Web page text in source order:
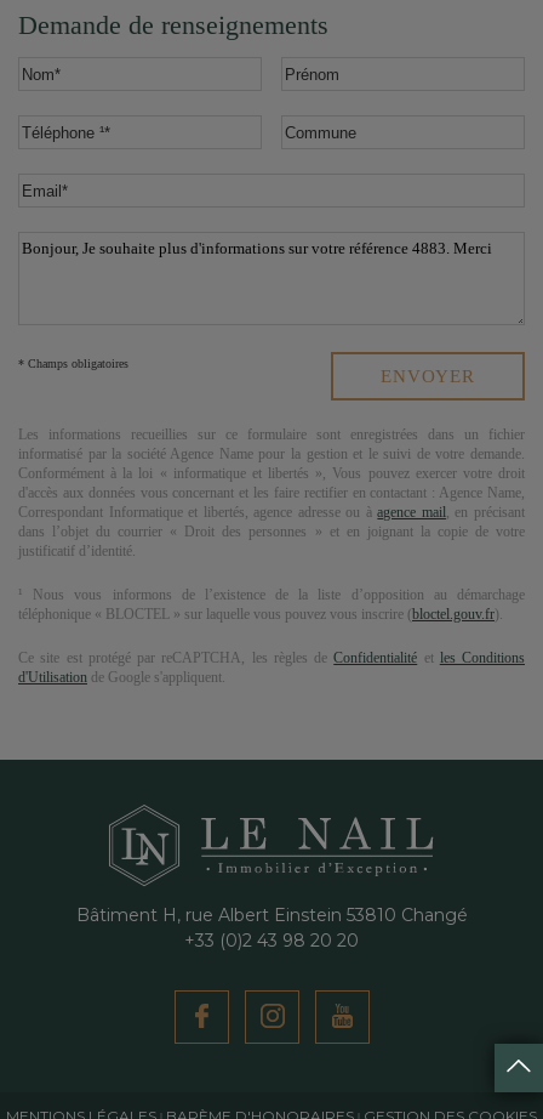
Demande de renseignements
* Champs obligatoires
Les informations recueillies sur ce formulaire sont enregistrées dans un fichier
informatisé par la société Agence Namepour la gestion et le suivi de votre demande.
Conformément à la loi « informatique et libertés », Vous pouvez exercer votre droit
d'accès aux données vous concernant et les faire rectifier en contactant : Agence Name,
Correspondant Informatique et libertés,agence adresseou àagence mail, en précisant
dans l’objet du courrier « Droit des personnes » et en joignant la copie de votre
justificatif d’identité.
¹ Nous vous informons de l’existence de la liste d’opposition au démarchage
téléphonique « BLOCTEL » sur laquelle vous pouvez vous inscrire (bloctel.gouv.fr).
Ce site est protégé par reCAPTCHA, les règles deConfidentialité et les Conditions
d'Utilisation de Google s'appliquent.
Bâtiment H, rue Albert Einstein 53810 Changé
+33 (0)2 43 98 20 20